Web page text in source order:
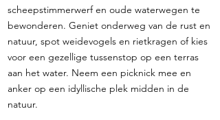
scheepstimmerwerf en oude waterwegen te
bewonderen. Geniet onderweg van de rust en
natuur, spot weidevogels en rietkragen of kies
voor een gezellige tussenstop op een terras
aan het water. Neem een picknick mee en
anker op een idyllische plek midden in de
natuur.